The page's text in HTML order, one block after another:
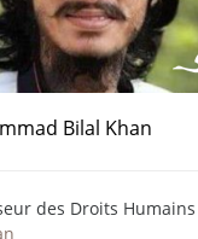
Bilal Khan
des Droits Humains